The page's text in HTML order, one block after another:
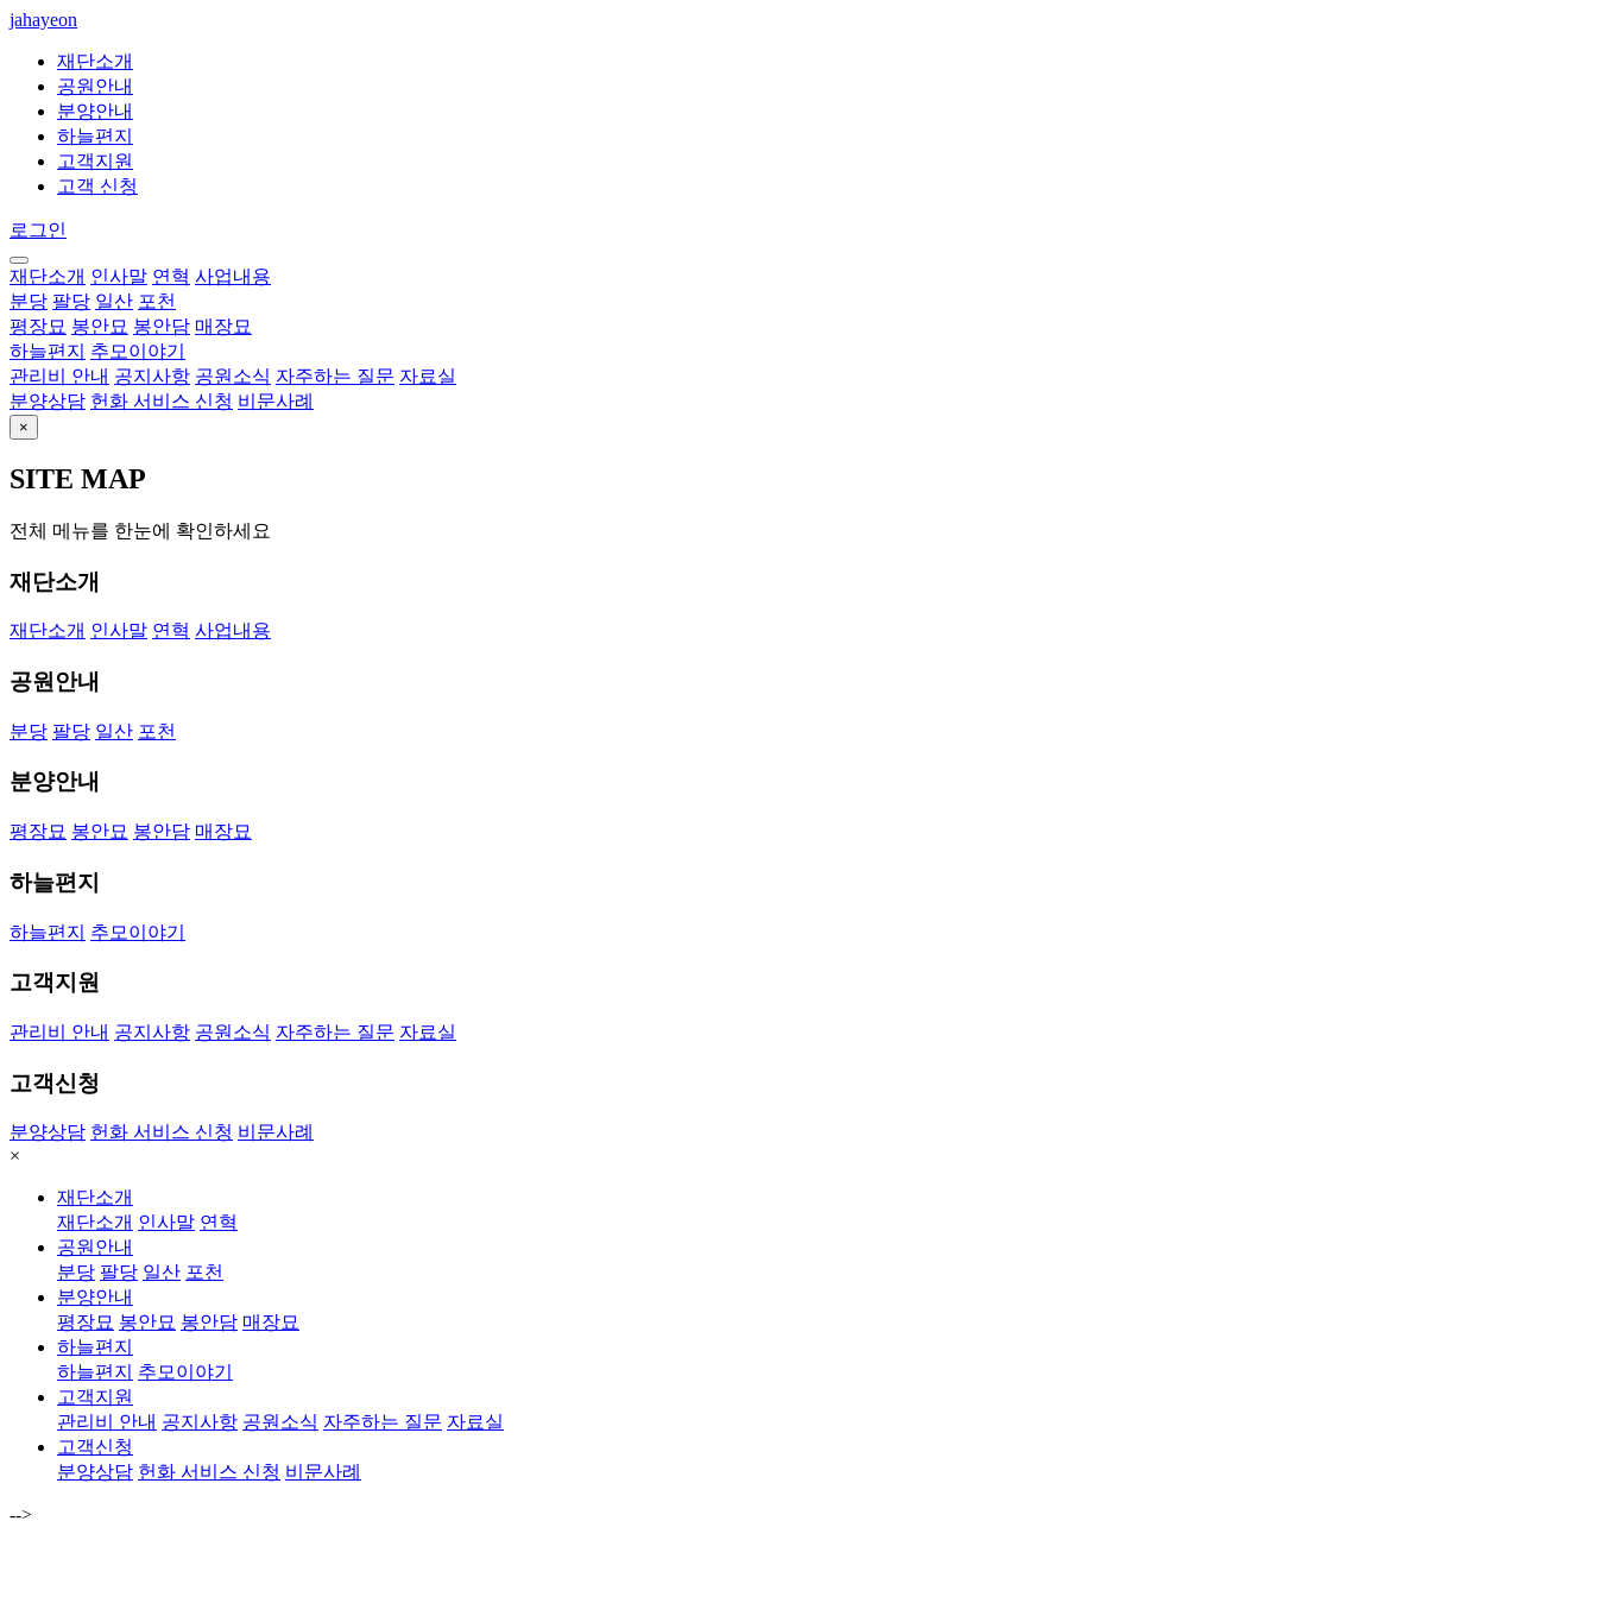
jahayeon
재단소개
공원안내
분양안내
하늘편지
고객지원
고객 신청
로그인
재단소개 인사말 연혁 사업내용
분당 팔당 일산 포천
평장묘 봉안묘 봉안담 매장묘
하늘편지
추모이야기
관리비 안내 공지사항 공원소식 자주하는 질문 자료실
분양상담 헌화 서비스 신청 비문사례
×
SITE MAP
전체 메뉴를 한눈에 확인하세요
재단소개
재단소개 인사말 연혁 사업내용
공원안내
분당 팔당 일산 포천
분양안내
평장묘 봉안묘 봉안담 매장묘
하늘편지
하늘편지 추모이야기
고객지원
관리비 안내 공지사항 공원소식 자주하는 질문 자료실
고객신청
분양상담 헌화 서비스 신청 비문사례
×
재단소개
재단소개 인사말 연혁
공원안내
분당 팔당 일산 포천
분양안내
평장묘 봉안묘 봉안담 매장묘
하늘편지
하늘편지
추모이야기
고객지원
관리비 안내 공지사항 공원소식 자주하는 질문 자료실
고객신청
분양상담 헌화 서비스 신청 비문사례
-->